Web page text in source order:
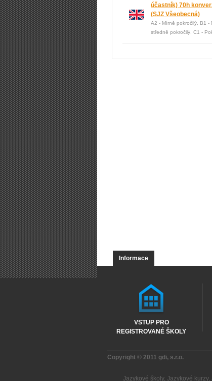
účastník) 70h
(SJZ Všeobecná)
A2 - Mírně pokročilý, B1 -
středně pokročilý, C1 -
Informace
VSTUP PRO
REGISTROVANÉ ŠKOLY
Copyright © 2011 gdi, s.r.o.
Jazykové školy, Jazykové kurzy,